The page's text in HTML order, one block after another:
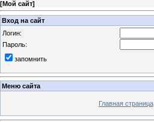
[Мой сайт]
Вход на сайт
Логин:
Пароль:
запомнить
Меню сайта
Главная страница